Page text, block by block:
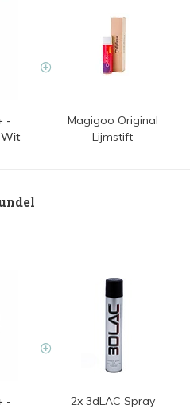
-
Magigoo Original
Lijmstift
-
2x 3dLAC Spray